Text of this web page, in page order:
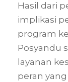
Hasil dari
implikasi
program
Posyandu
layanan
peran